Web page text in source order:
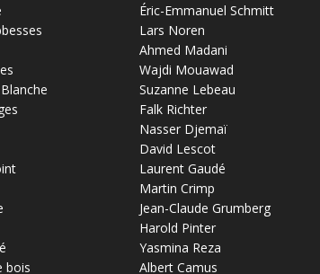
bois
Éric-Emmanuel Schmitt
Lars Noren
Ahmed Madani
Wajdi Mouawad
Suzanne Lebeau
Falk Richter
Nasser Djemaï
David Lescot
Laurent Gaudé
Martin Crimp
Jean-Claude Grumberg
Harold Pinter
Yasmina Reza
Albert Camus